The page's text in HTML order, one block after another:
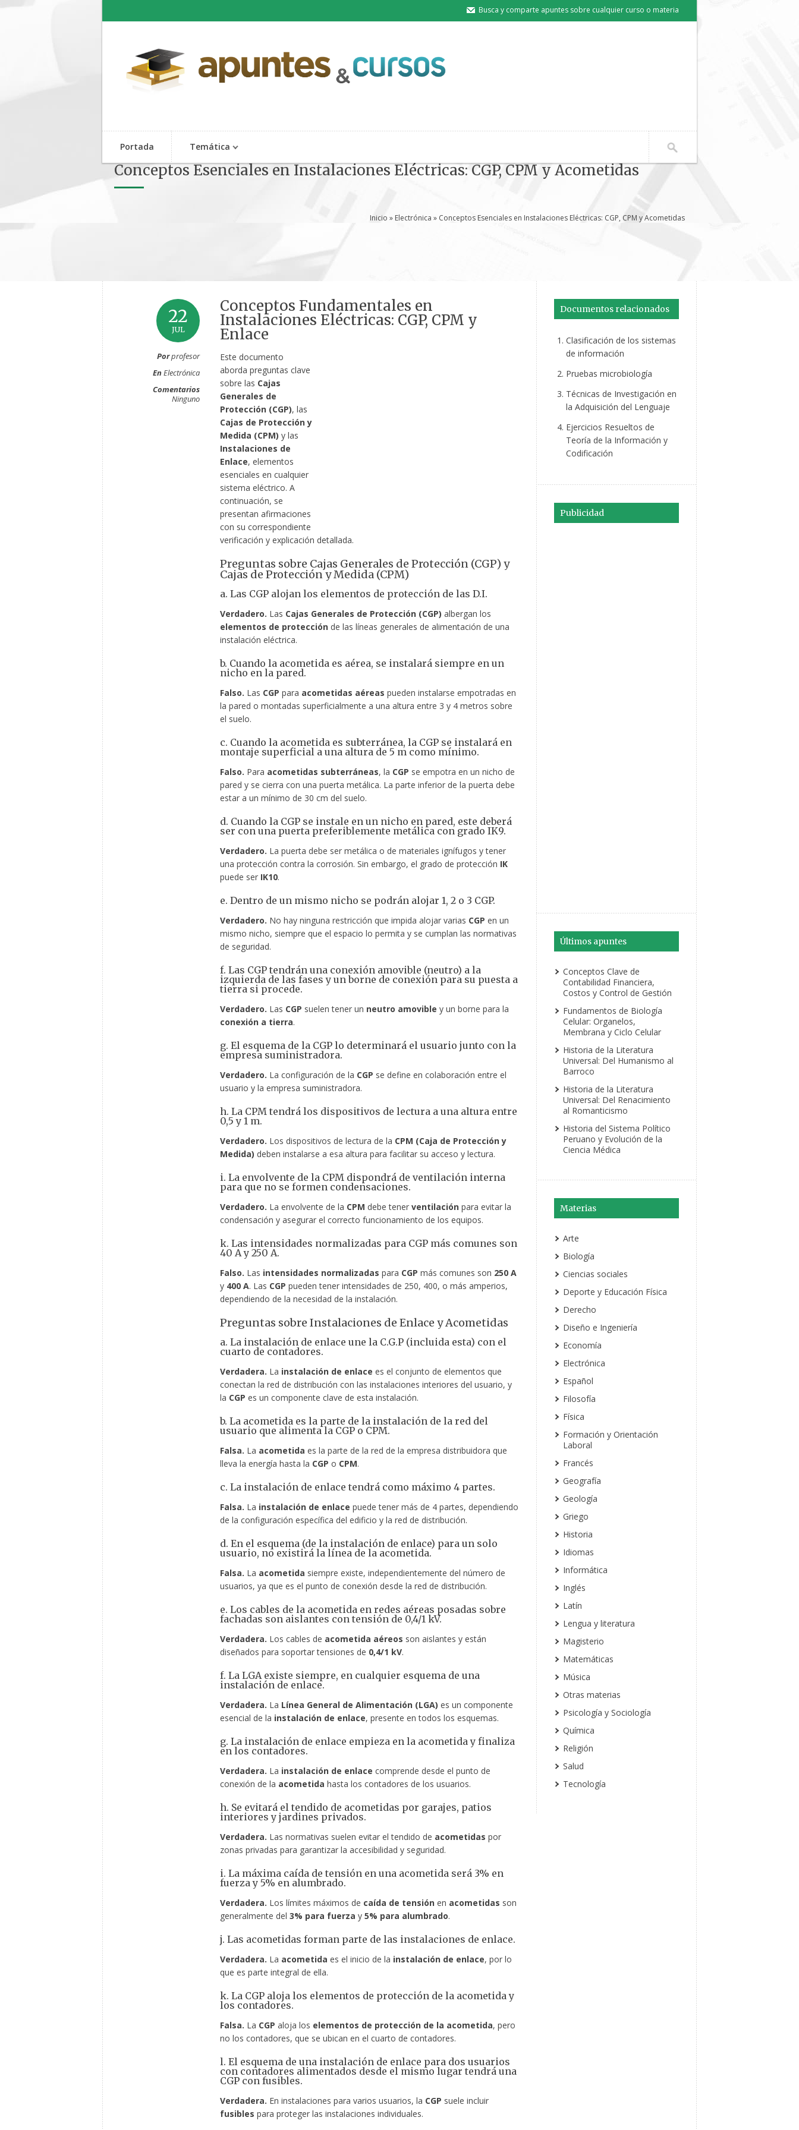
Busca y comparte apuntes sobre cualquier curso o materia
Portada Temática
Conceptos Esenciales en Instalaciones Eléctricas: CGP, CPM y Acometidas
Inicio » Electrónica » Conceptos Esenciales en Instalaciones Eléctricas: CGP, CPM y Acometidas
22
JUL
Porprofesor
EnElectrónica
Comentarios
Ninguno
Conceptos Fundamentales en
Instalaciones Eléctricas: CGP, CPM y
Enlace
Este documento
aborda preguntas clave
sobre las Cajas
Generales de
Protección (CGP), las
Cajas de Protección y
Medida (CPM) y las
Instalaciones de
Enlace, elementos
esenciales en cualquier
sistema eléctrico. A
continuación, se
presentan afirmaciones
con su correspondiente
verificación y explicación detallada.
Preguntas sobre Cajas Generales de Protección (CGP) y
Cajas de Protección y Medida (CPM)
a. Las CGP alojan los elementos de protección de las D.I.
Verdadero. Las Cajas Generales de Protección (CGP) albergan los
elementos de protecciónde las líneas generales de alimentación de una
instalación eléctrica.
b. Cuando la acometida es aérea, se instalará siempre en un
nicho en la pared.
Falso. Las CGP para acometidas aéreas pueden instalarse empotradas en
la pared o montadas superficialmente a una altura entre 3 y 4 metros sobre
el suelo.
c. Cuando la acometida es subterránea, la CGP se instalará en
montaje superficial a una altura de 5 m como mínimo.
Falso. Para acometidas subterráneas, la CGP se empotra en un nicho de
pared y se cierra con una puerta metálica. La parte inferior de la puerta debe
estar a un mínimo de 30 cm del suelo.
d. Cuando la CGP se instale en un nicho en pared, este deberá
ser con una puerta preferiblemente metálica con grado IK9.
Verdadero. La puerta debe ser metálica o de materiales ignífugos y tener
una protección contra la corrosión. Sin embargo, el grado de protección IK
puede ser IK10.
e. Dentro de un mismo nicho se podrán alojar 1, 2 o 3 CGP.
Verdadero. No hay ninguna restricción que impida alojar varias CGP en un
mismo nicho, siempre que el espacio lo permita y se cumplan las normativas
de seguridad.
f. Las CGP tendrán una conexión amovible (neutro) a la
izquierda de las fases y un borne de conexión para su puesta a
tierra si procede.
Verdadero. Las CGP suelen tener un neutro amovible y un borne para la
conexión a tierra.
g. El esquema de la CGP lo determinará el usuario junto con la
empresa suministradora.
Verdadero. La configuración de la CGP se define en colaboración entre el
usuario y la empresa suministradora.
h. La CPM tendrá los dispositivos de lectura a una altura entre
0,5 y 1 m.
Verdadero. Los dispositivos de lectura de la CPM (Caja de Protección y
Medida) deben instalarse a esa altura para facilitar su acceso y lectura.
i. La envolvente de la CPM dispondrá de ventilación interna
para que no se formen condensaciones.
Verdadero. La envolvente de la CPM debe tener ventilaciónpara evitar la
condensación y asegurar el correcto funcionamiento de los equipos.
k. Las intensidades normalizadas para CGP más comunes son
40 A y 250 A.
Falso. Las intensidades normalizadas para CGP más comunes son 250 A
y 400 A. Las CGP pueden tener intensidades de 250, 400, o más amperios,
dependiendo de la necesidad de la instalación.
Preguntas sobre Instalaciones de Enlace y Acometidas
a. La instalación de enlace une la C.G.P (incluida esta) con el
cuarto de contadores.
Verdadera. La instalación de enlace es el conjunto de elementos que
conectan la red de distribución con las instalaciones interiores del usuario, y
la CGP es un componente clave de esta instalación.
b. La acometida es la parte de la instalación de la red del
usuario que alimenta la CGP o CPM.
Falsa. La acometida es la parte de la red de la empresa distribuidora que
lleva la energía hasta la CGP o CPM.
c. La instalación de enlace tendrá como máximo 4 partes.
Falsa. La instalación de enlace puede tener más de 4 partes, dependiendo
de la configuración específica del edificio y la red de distribución.
d. En el esquema (de la instalación de enlace) para un solo
usuario, no existirá la línea de la acometida.
Falsa. La acometida siempre existe, independientemente del número de
usuarios, ya que es el punto de conexión desde la red de distribución.
e. Los cables de la acometida en redes aéreas posadas sobre
fachadas son aislantes con tensión de 0,4/1 kV.
Verdadera. Los cables de acometida aéreos son aislantes y están
diseñados para soportar tensiones de 0,4/1 kV.
f. La LGA existe siempre, en cualquier esquema de una
instalación de enlace.
Verdadera. La Línea General de Alimentación (LGA) es un componente
esencial de la instalación de enlace, presente en todos los esquemas.
g. La instalación de enlace empieza en la acometida y finaliza
en los contadores.
Verdadera. La instalación de enlace comprende desde el punto de
conexión de la acometida hasta los contadores de los usuarios.
h. Se evitará el tendido de acometidas por garajes, patios
interiores y jardines privados.
Verdadera. Las normativas suelen evitar el tendido de acometidas por
zonas privadas para garantizar la accesibilidad y seguridad.
i. La máxima caída de tensión en una acometida será 3% en
fuerza y 5% en alumbrado.
Verdadera. Los límites máximos de caída de tensiónen acometidas son
generalmente del 3% para fuerza y 5% para alumbrado.
j. Las acometidas forman parte de las instalaciones de enlace.
Verdadera. La acometida es el inicio de la instalación de enlace, por lo
que es parte integral de ella.
k. La CGP aloja los elementos de protección de la acometida y
los contadores.
Falsa. La CGP aloja los elementos de protección de la acometida, pero
no los contadores, que se ubican en el cuarto de contadores.
l. El esquema de una instalación de enlace para dos usuarios
con contadores alimentados desde el mismo lugar tendrá una
CGP con fusibles.
Verdadera. En instalaciones para varios usuarios, la CGP suele incluir
fusibles para proteger las instalaciones individuales.
Documentos relacionados
Clasificación de los sistemas
de información
Pruebas microbiología
Técnicas de Investigación en
la Adquisición del Lenguaje
Ejercicios Resueltos de
Teoría de la Información y
Codificación
Publicidad
Últimos apuntes
Conceptos Clave de
Contabilidad Financiera,
Costos y Control de Gestión
Fundamentos de Biología
Celular: Organelos,
Membrana y Ciclo Celular
Historia de la Literatura
Universal: Del Humanismo al
Barroco
Historia de la Literatura
Universal: Del Renacimiento
al Romanticismo
Historia del Sistema Político
Peruano y Evolución de la
Ciencia Médica
Materias
Arte
Biología
Ciencias sociales
Deporte y Educación Física
Derecho
Diseño e Ingeniería
Economía
Electrónica
Español
Filosofía
Física
Formación y Orientación
Laboral
Francés
Geografía
Geología
Griego
Historia
Idiomas
Informática
Inglés
Latín
Lengua y literatura
Magisterio
Matemáticas
Música
Otras materias
Psicología y Sociología
Química
Religión
Salud
Tecnología